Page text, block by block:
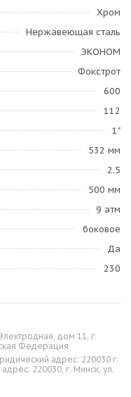
Хром
Нержавеющая сталь
ЭКОНОМ
Фокстрот
600
112
1"
532 мм
2.5
500 мм
9 атм
боковое
Да
230
дом 11, г.
Федерация
адрес: 220030 г.
220030, г. Минск, ул.